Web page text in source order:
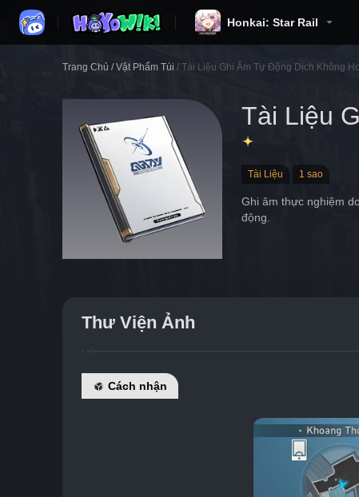
Honkai: Star Rail
Trang Chủ / Vật Phẩm Túi / Tài Liệu Ghi Âm Tự Động Dịch Không
Tài Liệu
Tài Liệu 1 sao
Ghi âm thực nghiệm
động.
Thư Viện Ảnh
Cách nhận